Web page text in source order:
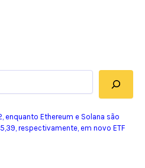
enquanto Ethereum e Solana são
respectivamente, em novo ETF